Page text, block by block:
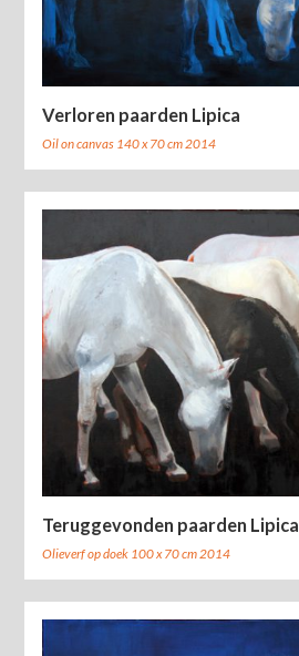
Verloren paarden Lipica
Oil on canvas 140 x 70 cm 2014
Teruggevonden paarden Lipica
Olieverf op doek 100 x 70 cm 2014